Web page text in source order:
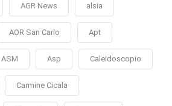
AGR News alsia
AOR San Carlo Apt
ASM Asp Caleidoscopio
Carmine Cicala